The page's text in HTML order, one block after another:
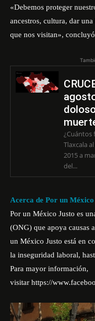
«Debemos proteger
ancestros, cultura, dar
que nos visitan»,
¿Cuántos
Tlaxcala al día de
2015 a
del...
Acerca de Por un
Por un México Justo es
(ONG) que apoya causas
un México Justo está en
la inseguridad laboral,
Para mayor información,
visitar https://